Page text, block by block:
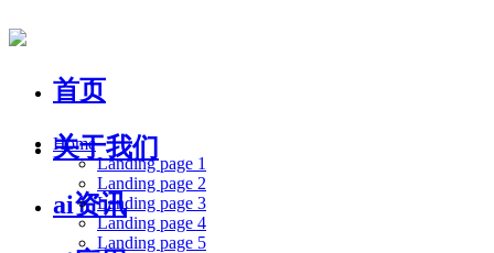
首页
关于我们
ai资讯
Home
Landing page 1
Landing page 2
Landing page 3
Landing page 4
Landing page 5